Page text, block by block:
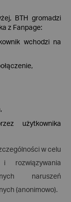
BTH gromadzi
z Fanpage:
wchodzi na
użytkownika
w celu
rozwiązywania
naruszeń
(anonimowo).